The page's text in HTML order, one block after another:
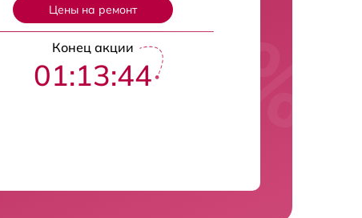
Цены на ремонт
Конец акции
01:13:43